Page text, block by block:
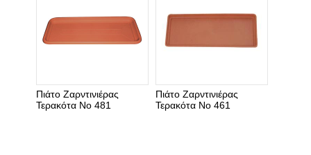
Πιάτο Ζαρντινιέρας
Τερακότα Νο 481
Πιάτο Ζαρντινιέρας
Τερακότα Νο 461